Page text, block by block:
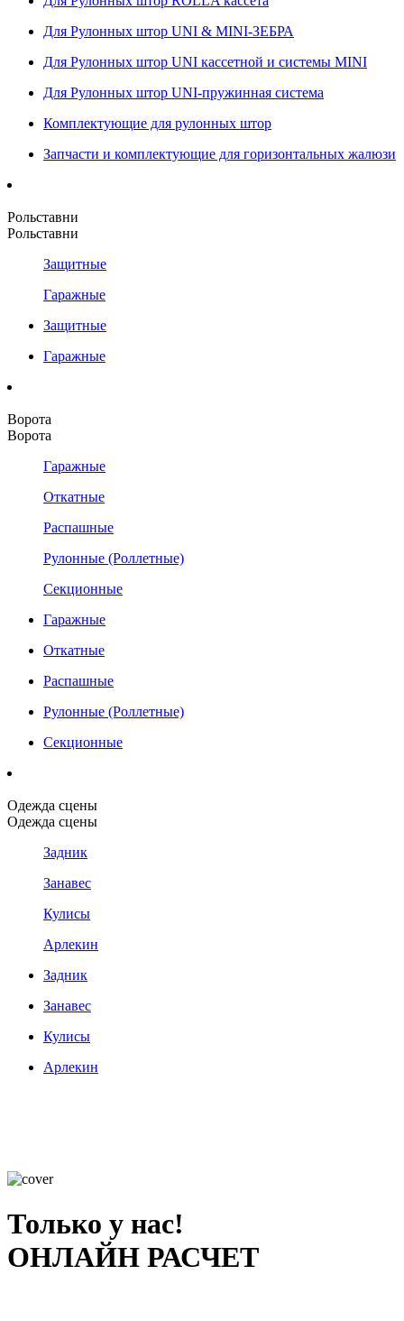
Для Рулонных штор UNI & MINI-ЗЕБРА
Для Рулонных штор UNI кассетной и системы MINI
Для Рулонных штор UNI-пружинная система
Комплектующие для рулонных штор
Запчасти и комплектующие для горизонтальных жалюзи
Рольставни
Рольставни
Защитные
Гаражные
Защитные
Гаражные
Ворота
Ворота
Гаражные
Откатные
Распашные
Рулонные (Роллетные)
Секционные
Гаражные
Откатные
Распашные
Рулонные (Роллетные)
Секционные
Одежда сцены
Одежда сцены
Задник
Занавес
Кулисы
Арлекин
Задник
Занавес
Кулисы
Арлекин
Только у нас!
ОНЛАЙН РАСЧЕТ